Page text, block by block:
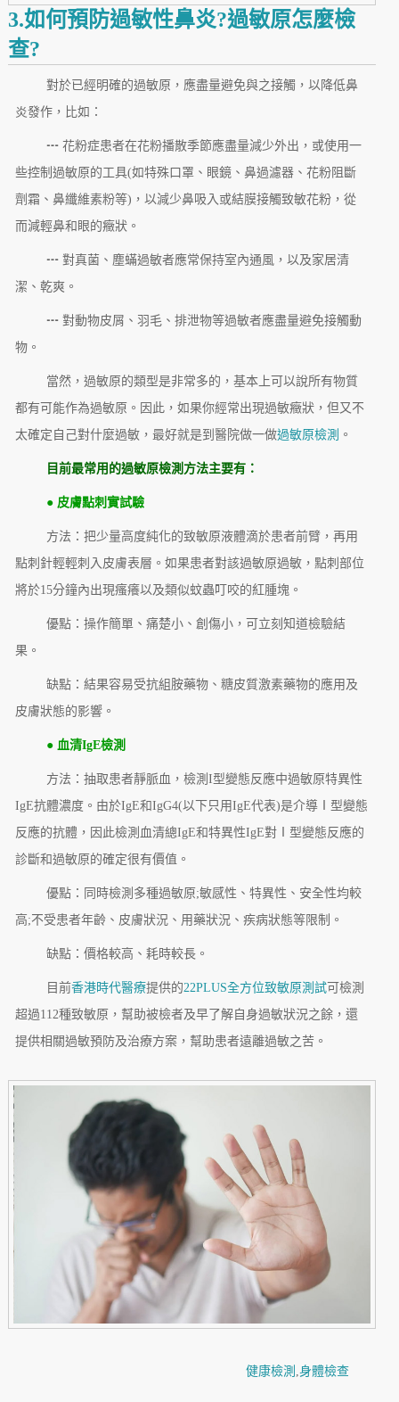
3.如何預防過敏性鼻炎?過敏原怎麼檢
查?
對於已經明確的過敏原，應盡量避免與之接觸，以降低鼻
炎發作，比如：
┅ 花粉症患者在花粉播散季節應盡量減少外出，或使用一
些控制過敏原的工具(如特殊口罩、眼鏡、鼻過濾器、花粉阻斷
劑霜、鼻纖維素粉等)，以減少鼻吸入或結膜接觸致敏花粉，從
而減輕鼻和眼的癥狀。
┅ 對真菌、塵蟎過敏者應常保持室內通風，以及家居清
潔、乾爽。
┅ 對動物皮屑、羽毛、排泄物等過敏者應盡量避免接觸動
物。
當然，過敏原的類型是非常多的，基本上可以說所有物質
都有可能作為過敏原。因此，如果你經常出現過敏癥狀，但又不
太確定自己對什麼過敏，最好就是到醫院做一做過敏原檢測 。
目前最常用的過敏原檢測方法主要有：
● 皮膚點刺實試驗
方法：把少量高度純化的致敏原液體滴於患者前臂，再用
點刺針輕輕刺入皮膚表層。如果患者對該過敏原過敏，點刺部位
將於15分鐘內出現瘙癢以及類似蚊蟲叮咬的紅腫塊。
優點：操作簡單、痛楚小、創傷小，可立刻知道檢驗結
果。
缺點：結果容易受抗組胺藥物、糖皮質激素藥物的應用及
皮膚狀態的影響。
● 血清IgE檢測
方法：抽取患者靜脈血，檢測I型變態反應中過敏原特異性
IgE抗體濃度。由於IgE和IgG4(以下只用IgE代表)是介導Ⅰ型變態
反應的抗體，因此檢測血清總IgE和特異性IgE對Ⅰ型變態反應的
診斷和過敏原的確定很有價值。
優點：同時檢測多種過敏原;敏感性、特異性、安全性均較
高;不受患者年齡、皮膚狀況、用藥狀況、疾病狀態等限制。
缺點：價格較高、耗時較長。
目前香港時代醫療提供的22PLUS全方位致敏原測試可檢測
超過112種致敏原，幫助被檢者及早了解自身過敏狀況之餘，還
提供相關過敏預防及治療方案，幫助患者遠離過敏之苦。
健康檢測 ,身體檢查